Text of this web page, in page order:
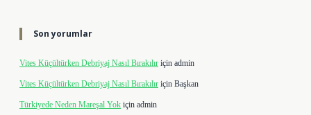
Son yorumlar
Vites Küçültürken Debriyaj Nasıl Bırakılır için admin
Vites Küçültürken Debriyaj Nasıl Bırakılır için Başkan
Türkiyede Neden Mareşal Yok için admin